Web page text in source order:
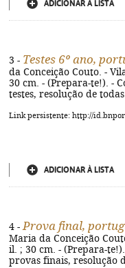
ADICIONAR À LISTA
3 - Testes 6º ano,
da Conceição Couto. -
30 cm. - (Prepara-te!). -
testes, resolução de
Link persistente: http://
ADICIONAR À LISTA
4 - Prova final,
Maria da Conceição
il. ; 30 cm. - (Prepara-
provas finais, resolução